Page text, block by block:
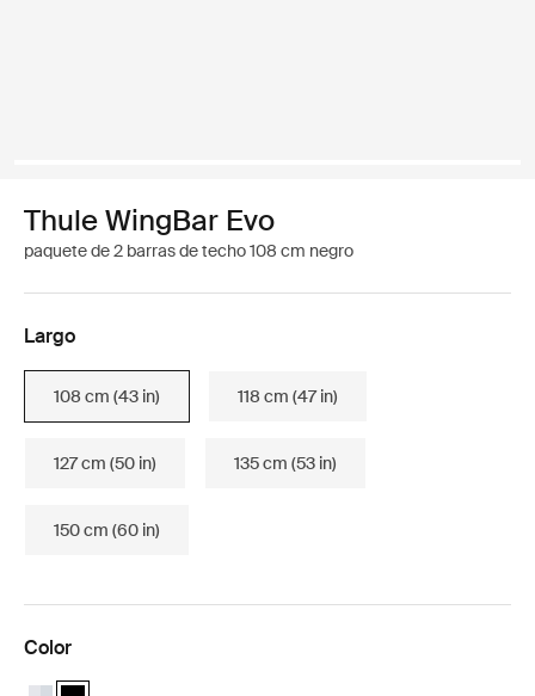
Thule WingBar Evo
paquete de 2 barras de techo 108 cm negro
Largo
108 cm (43 in) 118 cm (47 in)
127 cm (50 in) 135 cm (53 in)
150 cm (60 in)
Color
Thule Wingbar Evo 108 Aluminio
Thule Wingbar Evo 108 Negro (selected)